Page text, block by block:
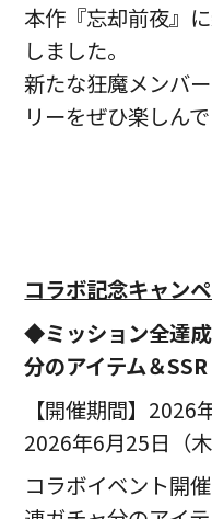
本作『忘却前夜』
しました。
新たな狂魔メンバ
リーをぜひ楽しん
コラボ記念キャン
◆ミッション全達
分のアイテム＆
【開催期間】
2026年6月25日（
コラボイベント開